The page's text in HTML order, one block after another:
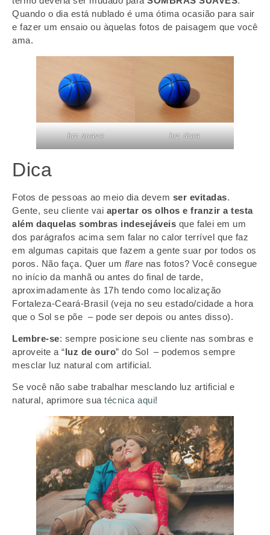
Quando o dia está nublado é uma ótima ocasião para sair
e fazer um ensaio ou àquelas fotos de paisagem que você
ama.
luz suave luz dura
Dica
Fotos de pessoas ao meio dia devem ser evitadas.
Gente, seu cliente vai apertar os olhos e franzir a testa
além daquelas sombras indesejáveis que falei em um
dos parágrafos acima sem falar no calor terrível que faz
em algumas capitais que fazem a gente suar por todos os
poros. Não faça. Quer um flare nas fotos? Você consegue
no início da manhã ou antes do final de tarde,
aproximadamente às 17h tendo como localização
Fortaleza-Ceará-Brasil (veja no seu estado/cidade a hora
que o Sol se põe – pode ser depois ou antes disso).
Lembre-se: sempre posicione seu cliente nas sombras e
aproveite a “luz de ouro” do Sol – podemos sempre
mesclar luz natural com artificial.
Se você não sabe trabalhar mesclando luz artificial e
natural, aprimore sua técnica aqui!